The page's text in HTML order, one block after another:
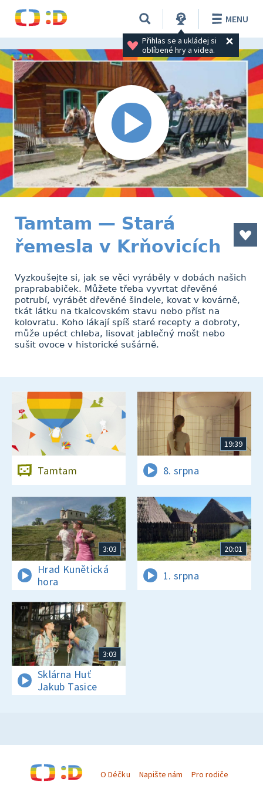
Přihlas se a ukládej si
oblíbené hry a videa.
MENU
Tamtam — Stará
řemesla v Krňovicích
Vyzkoušejte si, jak se věci vyráběly v dobách našich
praprababiček. Můžete třeba vyvrtat dřevěné
potrubí, vyrábět dřevěné šindele, kovat v kovárně,
tkát látku na tkalcovském stavu nebo příst na
kolovratu. Koho lákají spíš staré recepty a dobroty,
může upéct chleba, lisovat jablečný mošt nebo
sušit ovoce v historické sušárně.
Tamtam
19:39
8. srpna
3:03
Hrad Kunětická
hora
20:01
1. srpna
3:03
Sklárna Huť
Jakub Tasice
O Déčku Napište nám Pro rodiče